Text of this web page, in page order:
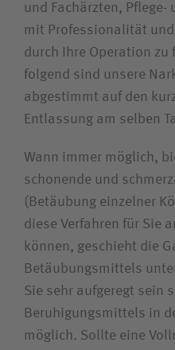
und Fachärzten,
mit Professionalität
durch Ihre Operation zu
folgend sind unsere
abgestimmt auf den
Entlassung am selben
Wann immer möglich,
schonende und
(Betäubung einzelner
diese Verfahren für Sie
können, geschieht die
Betäubungsmittels
Sie sehr aufgeregt sein
Beruhigungsmittels in
möglich. Sollte eine